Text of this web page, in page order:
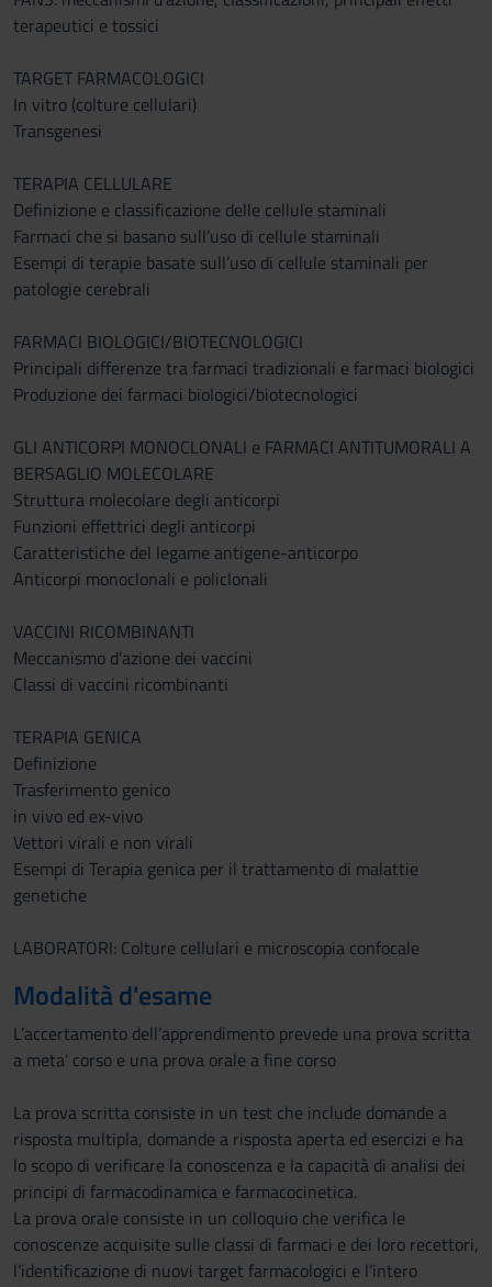
terapeutici e tossici
TARGET FARMACOLOGICI
In vitro (colture cellulari)
Transgenesi
TERAPIA CELLULARE
Definizione e classificazione delle cellule staminali
Farmaci che si basano sull’uso di cellule staminali
Esempi di terapie basate sull’uso di cellule staminali per
patologie cerebrali
FARMACI BIOLOGICI/BIOTECNOLOGICI
Principali differenze tra farmaci tradizionali e farmaci biologici
Produzione dei farmaci biologici/biotecnologici
GLI ANTICORPI MONOCLONALI e FARMACI ANTITUMORALI A
BERSAGLIO MOLECOLARE
Struttura molecolare degli anticorpi
Funzioni effettrici degli anticorpi
Caratteristiche del legame antigene-anticorpo
Anticorpi monoclonali e policlonali
VACCINI RICOMBINANTI
Meccanismo d’azione dei vaccini
Classi di vaccini ricombinanti
TERAPIA GENICA
Definizione
Trasferimento genico
in vivo ed ex-vivo
Vettori virali e non virali
Esempi di Terapia genica per il trattamento di malattie
genetiche
LABORATORI: Colture cellulari e microscopia confocale
Modalità d'esame
L’accertamento dell’apprendimento prevede una prova scritta
a meta’ corso e una prova orale a fine corso
La prova scritta consiste in un test che include domande a
risposta multipla, domande a risposta aperta ed esercizi e ha
lo scopo di verificare la conoscenza e la capacità di analisi dei
principi di farmacodinamica e farmacocinetica.
La prova orale consiste in un colloquio che verifica le
conoscenze acquisite sulle classi di farmaci e dei loro recettori,
l’identificazione di nuovi target farmacologici e l’intero